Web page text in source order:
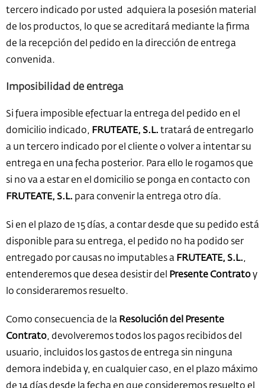
tercero indicado por usted adquiera la posesión material
de los productos, lo que se acreditará mediante la firma
de la recepción del pedido en la dirección de entrega
convenida.
Imposibilidad de entrega
Si fuera imposible efectuar la entrega del pedido en el
domicilio indicado, FRUTEATE, S.L. tratará de entregarlo
a un tercero indicado por el cliente o volver a intentar su
entrega en una fecha posterior. Para ello le rogamos que
si no va a estar en el domicilio se ponga en contacto con
FRUTEATE, S.L. para convenir la entrega otro día.
Si en el plazo de 15 días, a contar desde que su pedido está
disponible para su entrega, el pedido no ha podido ser
entregado por causas no imputables a FRUTEATE, S.L.,
entenderemos que desea desistir del
Presente Contratoy
lo consideraremos resuelto.
Como consecuencia de la Resolución del Presente
Contrato, devolveremos todos los pagos recibidos del
usuario, incluidos los gastos de entrega sin ninguna
demora indebida y, en cualquier caso, en el plazo máximo